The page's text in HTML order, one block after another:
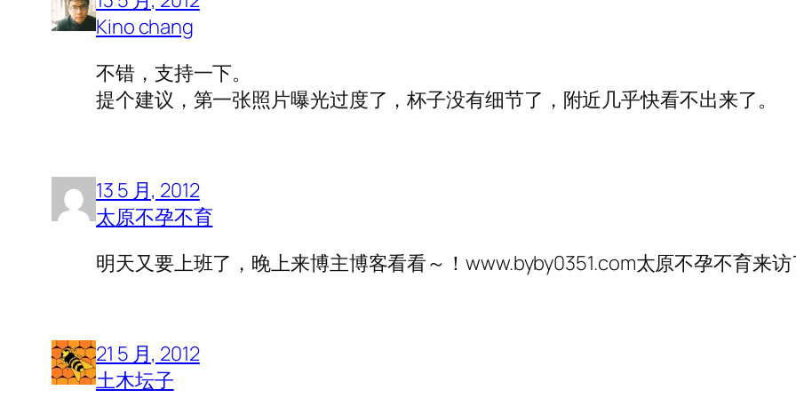
Kino chang
不错，支持一下。
提个建议，第一张照片曝光过度了，杯子没有细节了，附近几乎快看不出来了。
13 5 月, 2012
太原不孕不育
明天又要上班了，晚上来博主博客看看～！www.byby0351.com太原不孕不育来
21 5 月, 2012
土木坛子